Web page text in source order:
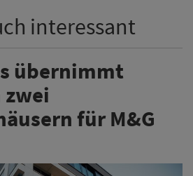
interessant
übernimmt
für M&G